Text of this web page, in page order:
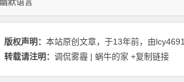
版权声明： 本站原创文章，于13年前，由lcy4691
转载请注明： 调侃雾霾 | 蜗牛的家 +复制链接